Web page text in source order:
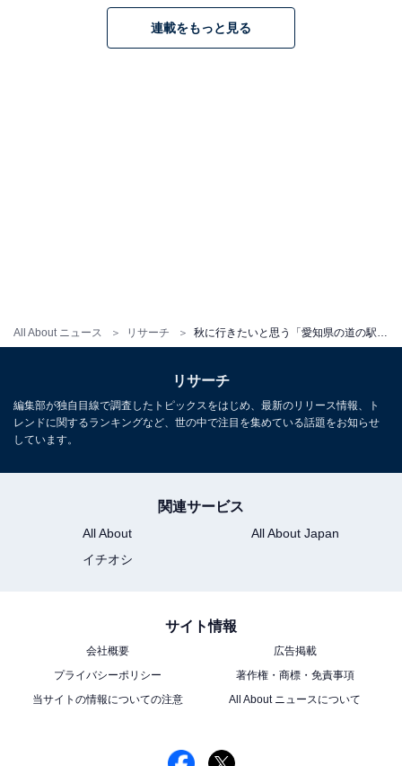
All About ニュース リサーチ
1 2
連載をもっと見る
リサーチ
編集部が独自目線で調査したトピックスをはじめ、最新のリリース情報、ト
レンドに関するランキングなど、世の中で注目を集めている話題をお知らせ
しています。
関連サービス
All About
All About Japan
イチオシ
サイト情報
会社概要
広告掲載
プライバシーポリシー
著作権・商標・免責事項
当サイトの情報についての注意
All About ニュースについて